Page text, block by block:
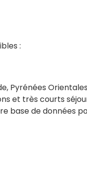
:
Pyrénées
et très courts
base de données